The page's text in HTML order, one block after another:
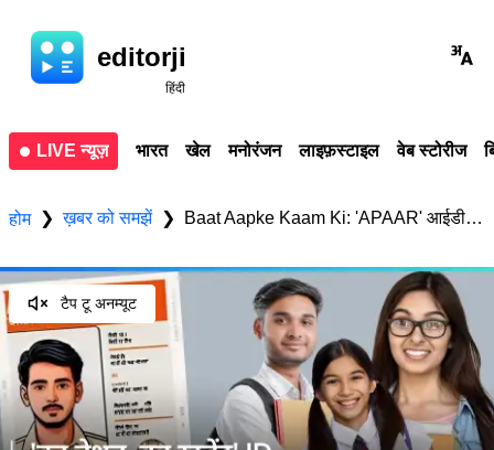
editorji
हिंदी
LIVE न्यूज़ भारत खेल मनोरंजन लाइफ़स्टाइल वेब स्टोरीज
होम ❯ ख़बर को समझें ❯ Baat Aapke Kaam Ki: 'APAAR' आईडी स्टूडेंटस के लिए बेहद जरूरी, जानिये क्या मिलता है लाभ?
टैप टू अनम्यूट